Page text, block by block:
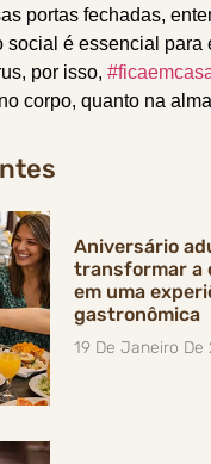
portas fechadas,
social é essencial para
por isso,
corpo, quanto na
Aniversário
transformar a
em uma
gastronômica
19 De Janeiro De